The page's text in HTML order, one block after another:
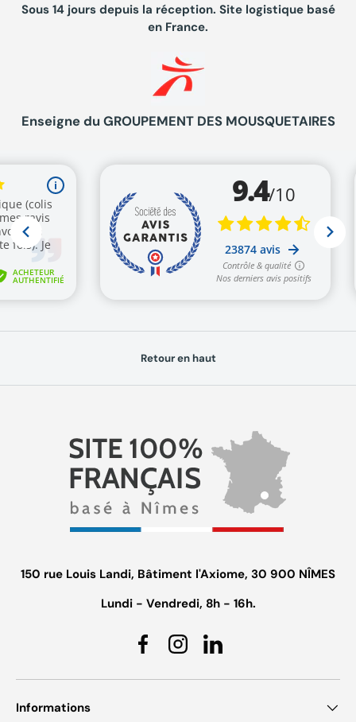
Sous 14 jours depuis la réception. Site logistique basé
en France.
Enseigne du GROUPEMENT DES MOUSQUETAIRES
Retour en haut
150 rue Louis Landi, Bâtiment l'Axiome, 30 900 NÎMES
Lundi - Vendredi, 8h - 16h.
FacebookInstagramLinkedin
Informations